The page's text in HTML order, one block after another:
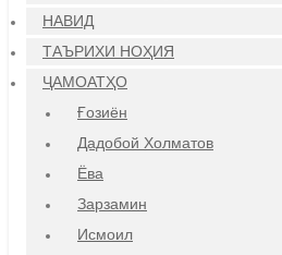
НАВИД
ТАЪРИХИ НОҲИЯ
ҶАМОАТҲО
Ғозиён
Дадобой Холматов
Ёва
Зарзамин
Исмоил